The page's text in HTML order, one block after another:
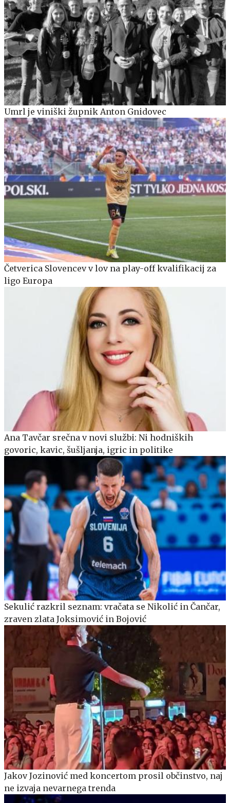
Umrl je viniški župnik Anton Gnidovec
Četverica Slovencev v lov na play-off kvalifikacij za
ligo Europa
Ana Tavčar srečna v novi službi: Ni hodniških
govoric, kavic, šušljanja, igric in politike
Sekulić razkril seznam: vračata se Nikolić in Čančar,
zraven zlata Joksimović in Bojović
Jakov Jozinović med koncertom prosil občinstvo, naj
ne izvaja nevarnega trenda